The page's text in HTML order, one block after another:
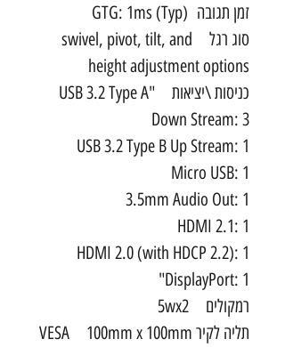
זמן תגובה GTG: 1ms (Typ)
סוג רגל swivel, pivot, tilt, and
height adjustment options
כניסות \יציאות "USB 3.2 Type A
Down Stream: 3
USB 3.2 Type B Up Stream: 1
Micro USB: 1
3.5mm Audio Out: 1
HDMI 2.1: 1
HDMI 2.0 (with HDCP 2.2): 1
DisplayPort: 1"
רמקולים 5wx2
תליה לקיר VESA 100mm x 100mm